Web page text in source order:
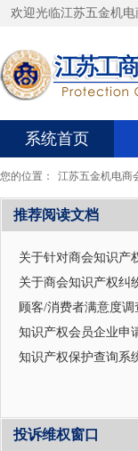
欢迎光临江苏五金机电
系统首页
您的位置： 江苏五金机电商
推荐阅读文档
关于针对商会知识产
关于商会知识产权纠
顾客/消费者满意度调
知识产权会员企业申
知识产权保护查询系
投诉维权窗口